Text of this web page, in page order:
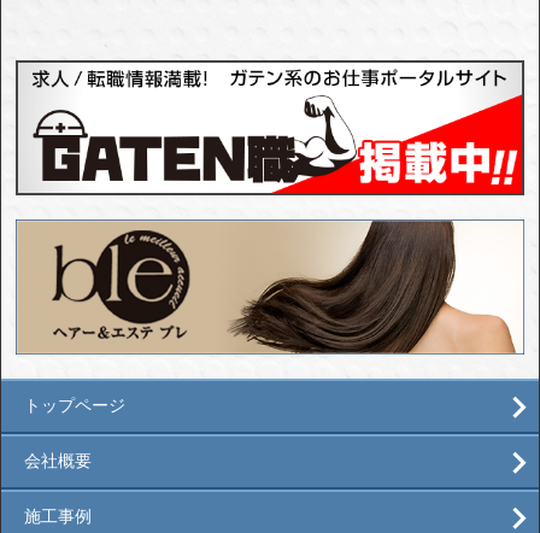
トップページ
会社概要
施工事例